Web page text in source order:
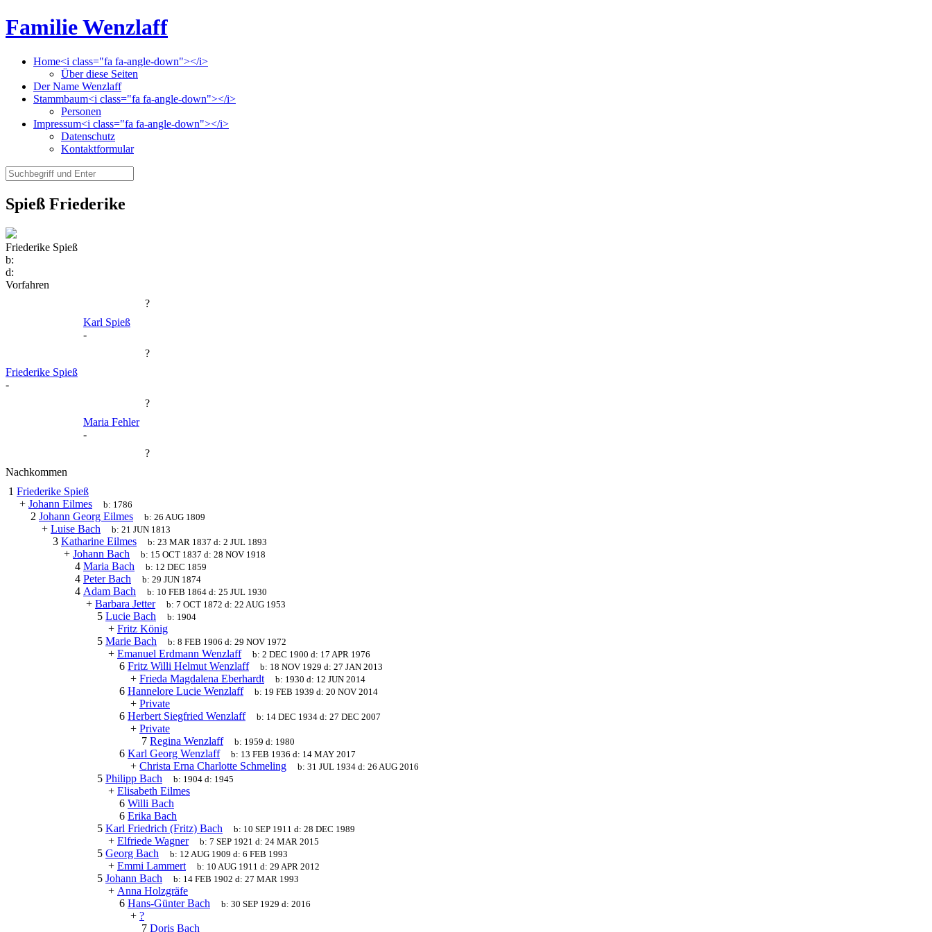
Familie Wenzlaff
Home<i class="fa fa-angle-down"></i>
Über diese Seiten
Der Name Wenzlaff
Stammbaum<i class="fa fa-angle-down"></i>
Personen
Impressum<i class="fa fa-angle-down"></i>
Datenschutz
Kontaktformular
Spieß Friederike
Friederike Spieß
b:
d:
Vorfahren
?
Karl Spieß
-
?
Friederike Spieß
-
?
Maria Fehler
-
?
Nachkommen
1 Friederike Spieß
+ Johann Eilmes b: 1786
2 Johann Georg Eilmes b:26 AUG 1809
+ Luise Bach b:21 JUN 1813
3 Katharine Eilmes b:23 MAR 1837 d:2 JUL 1893
+ Johann Bach b: 15 OCT 1837 d:28 NOV 1918
4 Maria Bach b: 12 DEC 1859
4 Peter Bach b:29 JUN 1874
4 Adam Bach b: 10 FEB 1864 d:25 JUL 1930
+ Barbara Jetter b:7 OCT 1872 d:22 AUG 1953
5 Lucie Bach b: 1904
+ Fritz König
5 Marie Bach b:8 FEB 1906 d:29 NOV 1972
+ Emanuel Erdmann Wenzlaff b:2 DEC 1900 d: 17 APR 1976
6 Fritz Willi Helmut Wenzlaff b: 18 NOV 1929 d:27 JAN 2013
+ Frieda Magdalena Eberhardt b: 1930 d: 12 JUN 2014
6 Hannelore Lucie Wenzlaff b: 19 FEB 1939 d:20 NOV 2014
+ Private
6 Herbert Siegfried Wenzlaff b: 14 DEC 1934 d:27 DEC 2007
+ Private
7 Regina Wenzlaff b: 1959 d: 1980
6 Karl Georg Wenzlaff b: 13 FEB 1936 d: 14 MAY 2017
+ Christa Erna Charlotte Schmeling b:31 JUL 1934 d:26 AUG 2016
5 Philipp Bach b: 1904 d: 1945
+ Elisabeth Eilmes
6 Willi Bach
6 Erika Bach
5 Karl Friedrich (Fritz) Bach b: 10 SEP 1911 d:28 DEC 1989
+ Elfriede Wagner b:7 SEP 1921 d:24 MAR 2015
5 Georg Bach b: 12 AUG 1909 d:6 FEB 1993
+ Emmi Lammert b: 10 AUG 1911 d:29 APR 2012
5 Johann Bach b: 14 FEB 1902 d:27 MAR 1993
+ Anna Holzgräfe
6 Hans-Günter Bach b:30 SEP 1929 d:2016
+ ?
7 Doris Bach